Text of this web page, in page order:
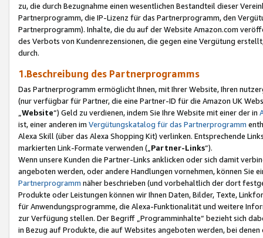
zu, die durch Bezugnahme einen wesentlichen Bestandteil dieser
Partnerprogramm, die IP-Lizenz für das Partnerprogramm, den
Partnerprogramm). Inhalte, die du auf der Website Amazon.com
des Verbots von Kundenrezensionen, die gegen eine Vergütung
durch.
1.Beschreibung des Partnerprogramms
Das Partnerprogramm ermöglicht Ihnen, mit Ihrer Website, Ihren
(nur verfügbar für Partner, die eine Partner-ID für die Amazon UK
Website“) Geld zu verdienen, indem Sie Ihre Website mit einer der in
ist, einer anderen im Vergütungskatalog für das Partnerprogramm
Alexa Skill (über das Alexa Shopping Kit) verlinken. Entsprechende
markierten Link-Formate verwenden („ Partner-Links“).
Wenn unsere Kunden die Partner-Links anklicken oder sich damit
angeboten werden, oder andere Handlungen vornehmen, können Sie
Partnerprogramm näher beschrieben (und vorbehaltlich der dort
Produkte oder Leistungen können wir Ihnen Daten, Bilder, Texte,
für Anwendungsprogramme, die Alexa-Funktionalität und weitere
zur Verfügung stellen. Der Begriff „Programminhalte“ bezieht sich
in Bezug auf Produkte, die auf Websites angeboten werden, bei